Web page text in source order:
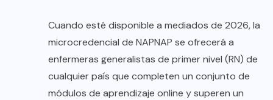
Cuando esté disponible a mediados de 2026, la
microcredencial de NAPNAP se ofrecerá a
enfermeras generalistas de primer nivel (RN) de
cualquier país que completen un conjunto de
módulos de aprendizaje online y superen un